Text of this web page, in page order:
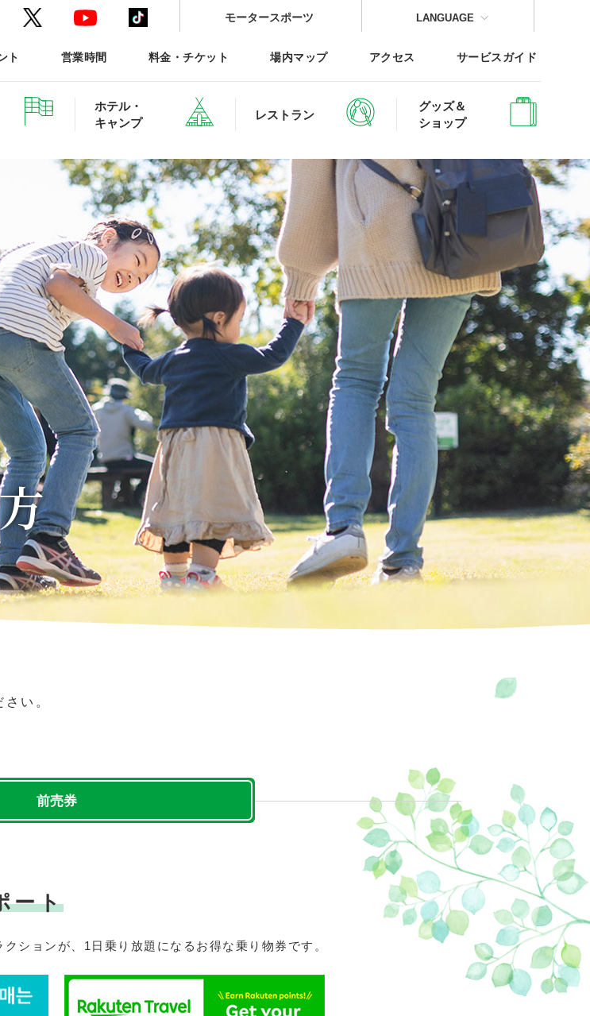
モータースポーツ LANGUAGE
ト 営業時間 料金・チケット 場内マップ アクセス サービスガイド
ホテル・
キャンプ
レストラン
グッズ＆
ショップ
森と星空のキャンプヴィレッジ ホテル
交通教育センターもてぎ
巨大ネットの森 SUMIKA
自然体験・キャンプ）
クルマ＆
バイクのアトラクション
手権 SUPER GT
ス スーパー耐久
ート サーキットを走る（走行体験・レース参戦・スクール）
・グランピング ご予約
森と星空のキャンプヴィレッジTOP
グランピング ログキャビン・林間サイト
アクティビティ（自然体験・キャン
ROCCO 森のキッチン どんぐり
プ
い。
前売券
ート
ションが、1日乗り放題になるお得な乗り物券です。